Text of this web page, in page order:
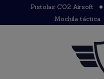
Pistolas CO2 Airsoft
Mochila táctica